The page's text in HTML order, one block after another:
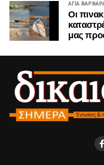
ΜΟΡΦΟΝΙΟΥ
ΠΕΡΙΣΤΕΡΙΟΥ
ΚΑΛΥΒΑ ΠΑΝΑΓΙΩΤΑ
ΠΕΡΙΣΤΕΡΙΟΥ
ΑΛΕΞΑΝΔΡΗ
ΠΕΡΙΣΤΕΡΙΟΥ
ΚΛΩΝΑΡΗΣ ΣΩΤΗΡΗΣ
ΠΕΡΙΣΤΕΡΙΟΥ
ΜΠΑΚΑΤΣΕΛΟΥ ΜΑΡΙΑ
ΑΓΙΑ
Οι
μας